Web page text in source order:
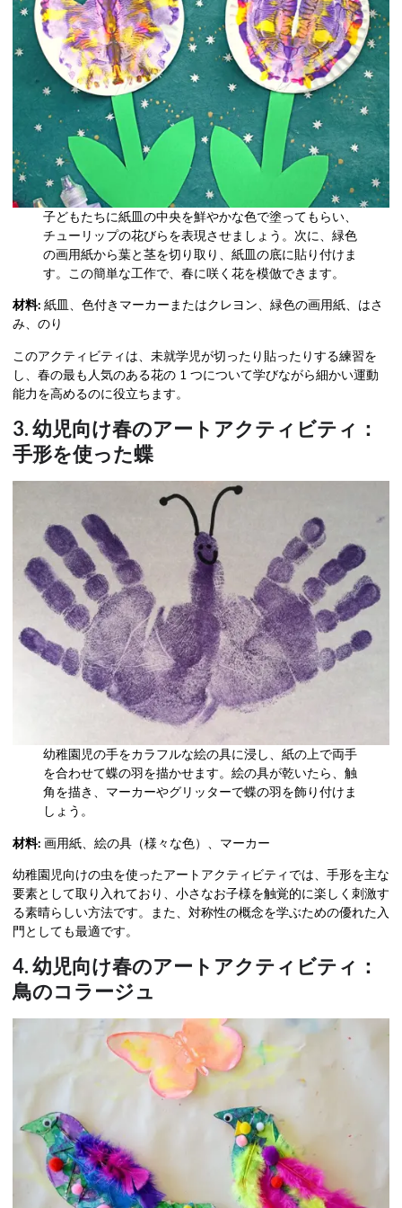
子どもたちに紙皿の中央を鮮やかな色で塗ってもらい、
チューリップの花びらを表現させましょう。次に、緑色
の画用紙から葉と茎を切り取り、紙皿の底に貼り付けま
す。この簡単な工作で、春に咲く花を模倣できます。
材料: 紙皿、色付きマーカーまたはクレヨン、緑色の画用紙、はさ
み、のり
このアクティビティは、未就学児が切ったり貼ったりする練習を
し、春の最も人気のある花の 1 つについて学びながら細かい運動
能力を高めるのに役立ちます。
3. 幼児向け春のアートアクティビティ：
手形を使った蝶
幼稚園児の手をカラフルな絵の具に浸し、紙の上で両手
を合わせて蝶の羽を描かせます。絵の具が乾いたら、触
角を描き、マーカーやグリッターで蝶の羽を飾り付けま
しょう。
材料: 画用紙、絵の具（様々な色）、マーカー
幼稚園児向けの虫を使ったアートアクティビティでは、手形を主な
要素として取り入れており、小さなお子様を触覚的に楽しく刺激す
る素晴らしい方法です。また、対称性の概念を学ぶための優れた入
門としても最適です。
4. 幼児向け春のアートアクティビティ：
鳥のコラージュ